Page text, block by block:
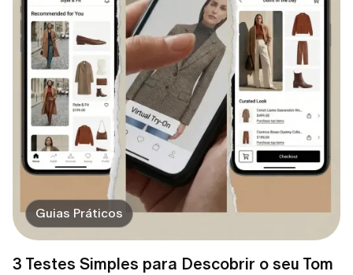
Guias Práticos
3 Testes Simples para Descobrir o seu Tom